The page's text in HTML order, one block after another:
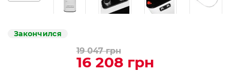
Закончился
19 047 грн
16 208 грн